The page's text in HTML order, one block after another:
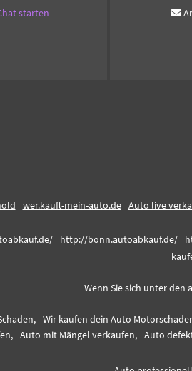
starten
wer.kauft-mein-auto.de Auto live
http://bonn.autoabkauf.de/
Wenn Sie sich unter den
Wir kaufen dein Auto
Auto mit Mängel verkaufen, Auto